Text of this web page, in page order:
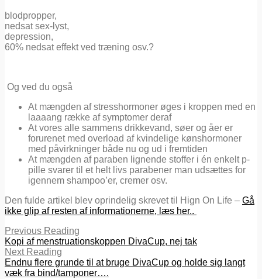
blodpropper,
nedsat sex-lyst,
depression,
60% nedsat effekt ved træning osv.?
Og ved du også
At mængden af stresshormoner øges i kroppen med en
laaaang række af symptomer deraf
At vores alle sammens drikkevand, søer og åer er
forurenet med overload af kvindelige kønshormoner
med påvirkninger både nu og ud i fremtiden
At mængden af paraben lignende stoffer i én enkelt p-
pille svarer til et helt livs parabener man udsættes for
igennem shampoo’er, cremer osv.
Den fulde artikel blev oprindelig skrevet til Hign On Life – Gå
ikke glip af resten af informationerne, læs her..
Previous Reading
Kopi af menstruationskoppen DivaCup, nej tak
Next Reading
Endnu flere grunde til at bruge DivaCup og holde sig langt
væk fra bind/tamponer….